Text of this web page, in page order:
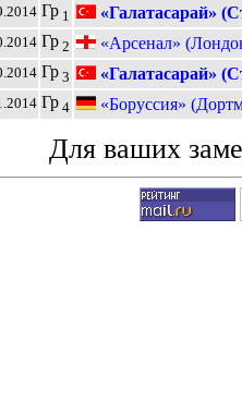
Гр1
«Галатасарай»
Гр2
«Арсенал»
Гр3
«Галатасарай»
Гр4 «Боруссия»
Для ваших